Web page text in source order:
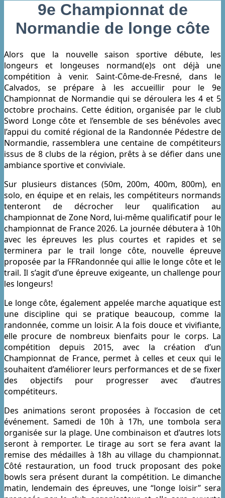
9e Championnat de
Normandie de longe côte
Alors que la nouvelle saison sportive débute, les
longeurs et longeuses normand(e)s ont déjà une
compétition à venir. Saint-Côme-de-Fresné, dans le
Calvados, se prépare à les accueillir pour le 9e
Championnat de Normandie qui se déroulera les 4 et 5
octobre prochains. Cette édition, organisée par le club
Sword Longe côte et l’ensemble de ses bénévoles avec
l’appui du comité régional de la Randonnée Pédestre de
Normandie, rassemblera une centaine de compétiteurs
issus de 8 clubs de la région, prêts à se défier dans une
ambiance sportive et conviviale.
Sur plusieurs distances (50m, 200m, 400m, 800m), en
solo, en équipe et en relais, les compétiteurs normands
tenteront de décrocher leur qualification au
championnat de Zone Nord, lui-même qualificatif pour le
championnat de France 2026. La journée débutera à 10h
avec les épreuves les plus courtes et rapides et se
terminera par le trail longe côte, nouvelle épreuve
proposée par la FFRandonnée qui allie le longe côte et le
trail. Il s’agit d’une épreuve exigeante, un challenge pour
les longeurs!
Le longe côte, également appelée marche aquatique est
une discipline qui se pratique beaucoup, comme la
randonnée, comme un loisir. A la fois douce et vivifiante,
elle procure de nombreux bienfaits pour le corps. La
compétition depuis 2015, avec la création d’un
Championnat de France, permet à celles et ceux qui le
souhaitent d’améliorer leurs performances et de se fixer
des objectifs pour progresser avec d’autres
compétiteurs.
Des animations seront proposées à l’occasion de cet
événement. Samedi de 10h à 17h, une tombola sera
organisée sur la plage. Une combinaison et d’autres lots
seront à remporter. Le tirage au sort se fera avant la
remise des médailles à 18h au village du championnat.
Côté restauration, un food truck proposant des poke
bowls sera présent durant la compétition. Le dimanche
matin, lendemain des épreuves, une “longe loisir” sera